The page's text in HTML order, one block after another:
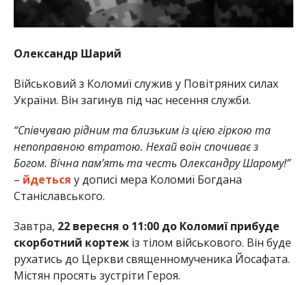
Олександр Шарий
Військовий з Коломиї служив у Повітряних силах
України. Він загинув під час несення служби.
“Співчуваю рідним та близьким із цією гіркою та
непоправною втратою. Нехай воїн спочиває з
Богом. Вічна пам’ять та честь Олександру Шарому!”
– йдеться у дописі мера Коломиї Богдана
Станіславського.
Завтра, 22 вересня о 11:00 до Коломиї прибуде
скорботний кортежіз тілом військового. Він буде
рухатись до Церкви священномученика Йосафата.
Містян просять зустріти Героя.